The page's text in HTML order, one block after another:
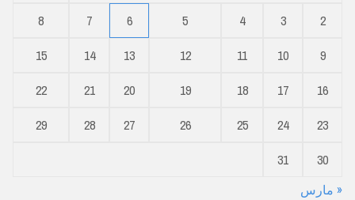
2
3
4
5
6
7
8
9
10
11
12
13
14
15
16
17
18
19
20
21
22
23
24
25
26
27
28
29
30
31
« مارس